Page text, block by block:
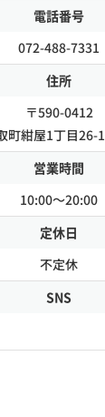
電話番号
072-488-7331
住所
〒590-0412
町紺屋1丁目26-
営業時間
10:00～20:00
定休日
不定休
SNS